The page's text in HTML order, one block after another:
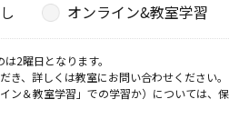
オンライン&教室学習
2曜日となります。
、詳しくは教室にお問い合わせください
＆教室学習」での学習か）については、